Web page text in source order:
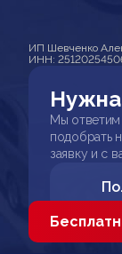
ИП Шевченко
ИНН:
Мы
подобрать
заявку и с